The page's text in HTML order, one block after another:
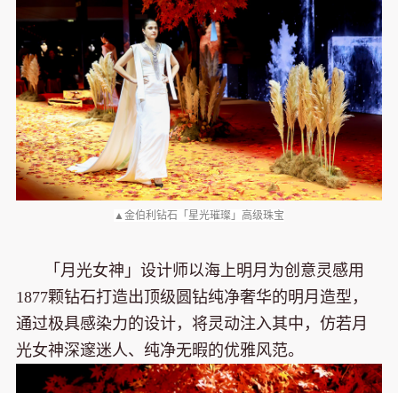
▲金伯利钻石「星光璀璨」高级珠宝
「月光女神」设计师以海上明月为创意灵感用
1877颗钻石打造出顶级圆钻纯净奢华的明月造型，
通过极具感染力的设计，将灵动注入其中，仿若月
光女神深邃迷人、纯净无暇的优雅风范。